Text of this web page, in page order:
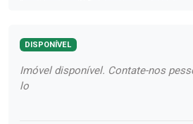
DISPONÍVEL
Imóvel disponível. Contate-nos
lo